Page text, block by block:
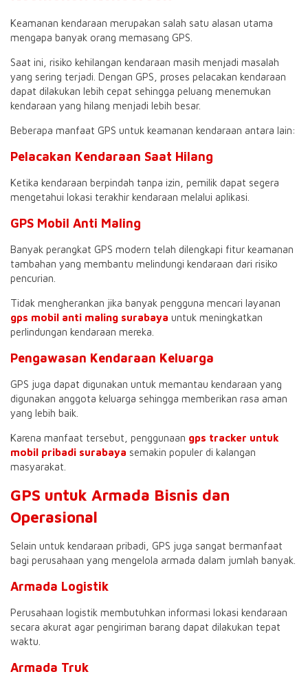
Keamanan kendaraan merupakan salah satu alasan utama
mengapa banyak orang memasang GPS.
Saat ini, risiko kehilangan kendaraan masih menjadi masalah
yang sering terjadi. Dengan GPS, proses pelacakan kendaraan
dapat dilakukan lebih cepat sehingga peluang menemukan
kendaraan yang hilang menjadi lebih besar.
Beberapa manfaat GPS untuk keamanan kendaraan antara lain:
Pelacakan Kendaraan Saat Hilang
Ketika kendaraan berpindah tanpa izin, pemilik dapat segera
mengetahui lokasi terakhir kendaraan melalui aplikasi.
GPS Mobil Anti Maling
Banyak perangkat GPS modern telah dilengkapi fitur keamanan
tambahan yang membantu melindungi kendaraan dari risiko
pencurian.
Tidak mengherankan jika banyak pengguna mencari layanan
gps mobil anti maling surabaya untuk meningkatkan
perlindungan kendaraan mereka.
Pengawasan Kendaraan Keluarga
GPS juga dapat digunakan untuk memantau kendaraan yang
digunakan anggota keluarga sehingga memberikan rasa aman
yang lebih baik.
Karena manfaat tersebut, penggunaan gps tracker untuk
mobil pribadi surabaya semakin populer di kalangan
masyarakat.
GPS untuk Armada Bisnis dan
Operasional
Selain untuk kendaraan pribadi, GPS juga sangat bermanfaat
bagi perusahaan yang mengelola armada dalam jumlah banyak.
Armada Logistik
Perusahaan logistik membutuhkan informasi lokasi kendaraan
secara akurat agar pengiriman barang dapat dilakukan tepat
waktu.
Armada Truk